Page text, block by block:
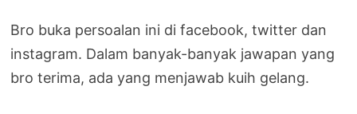
Bro buka persoalan ini di facebook, twitter dan
instagram. Dalam banyak-banyak jawapan yang
bro terima, ada yang menjawab kuih gelang.